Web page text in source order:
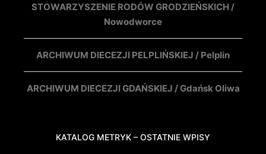
STOWARZYSZENIE RODÓW GRODZIEŃSKICH /
Nowodworce
ARCHIWUM DIECEZJI PELPLIŃSKIEJ / Pelplin
ARCHIWUM DIECEZJI GDAŃSKIEJ / Gdańsk Oliwa
KATALOG METRYK – OSTATNIE WPISY